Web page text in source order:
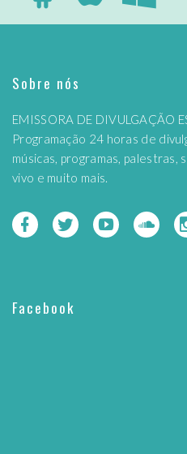
Sobre nós
EMISSORA DE DIVULGAÇÃO
Programação 24 horas de
músicas, programas, palestras,
vivo e muito mais.
Facebook